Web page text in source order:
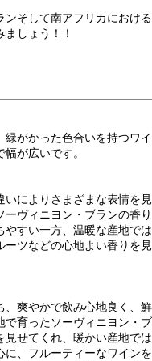
ンそして南アフリカにおける
しょう！！
がかった色合いを持つワイ
が広いです。
によりさまざまな表情を見
ヴィニヨン・ブランの香り
やすい一方、温暖な産地では
ーツなどの心地よい香りを見
、爽やかで飲み心地良く、鮮
で育ったソーヴィニヨン・ブ
見せてくれ、暖かい産地では
、フルーティーなワインを